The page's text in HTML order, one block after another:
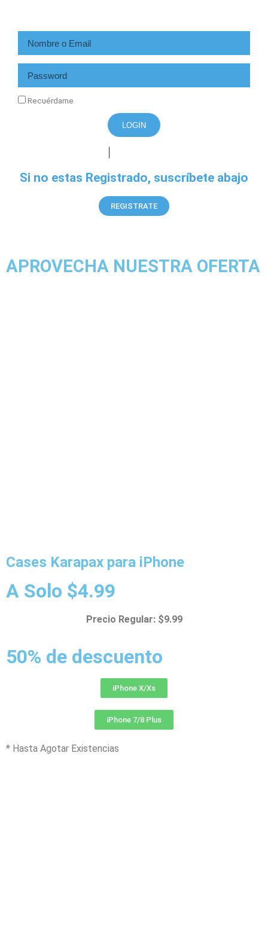
Recuérdame
LOGIN
Si no estas Registrado, suscríbete abajo
REGISTRATE
APROVECHA NUESTRA OFERTA
Cases Karapax para iPhone
A Solo $4.99
Precio Regular: $9.99
50% de descuento
iPhone X/Xs
iPhone 7/8 Plus
* Hasta Agotar Existencias